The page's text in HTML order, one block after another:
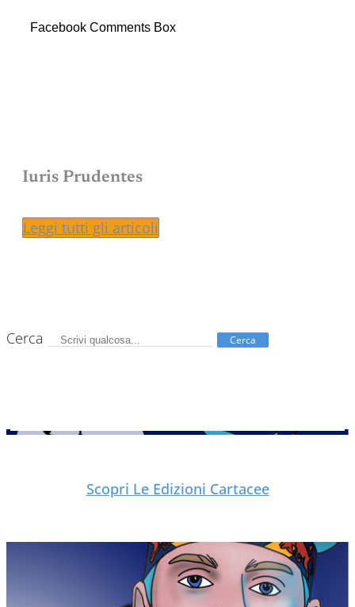
Facebook Comments Box
Iuris Prudentes
Leggi tutti gli articoli
Cerca Cerca
Scopri Le Edizioni Cartacee